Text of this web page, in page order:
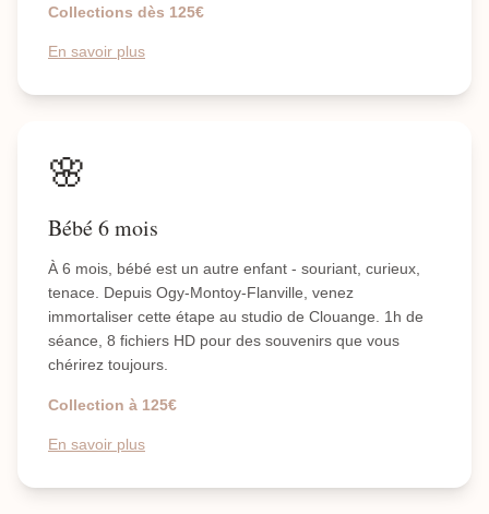
Collections dès 125€
En savoir plus
🌸
Bébé 6 mois
À 6 mois, bébé est un autre enfant - souriant, curieux,
tenace. Depuis Ogy-Montoy-Flanville, venez
immortaliser cette étape au studio de Clouange. 1h de
séance, 8 fichiers HD pour des souvenirs que vous
chérirez toujours.
Collection à 125€
En savoir plus